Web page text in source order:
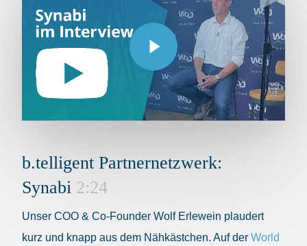
Play Video
b.telligent Partnernetzwerk:
Synabi 2:24
Unser COO & Co-Founder Wolf Erlewein plaudert
kurz und knapp aus dem Nähkästchen. Auf der World